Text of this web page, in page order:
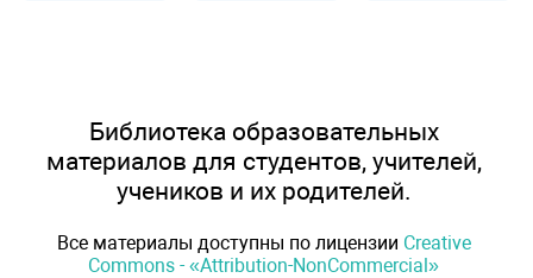
Библиотека образовательных
материалов для студентов, учителей,
учеников и их родителей.
Все материалы доступны по лицензии Creative
Commons - «Attribution-NonCommercial»